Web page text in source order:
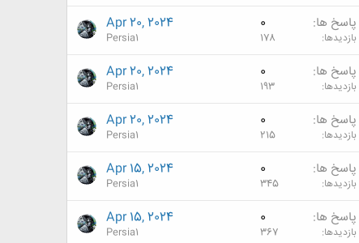
پاسخ ها 0
بازدیدها 178
Apr 20, 2024
Persia1
پاسخ ها 0
بازدیدها 193
Apr 20, 2024
Persia1
پاسخ ها 0
بازدیدها 215
Apr 20, 2024
Persia1
پاسخ ها 0
بازدیدها 345
Apr 15, 2024
Persia1
پاسخ ها 0
بازدیدها 367
Apr 15, 2024
Persia1